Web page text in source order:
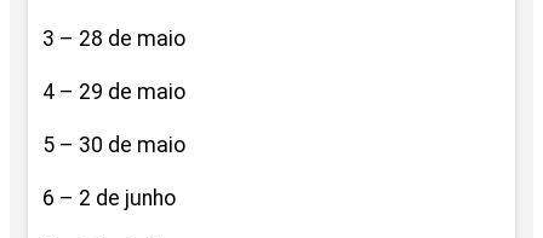
3 – 28 de maio
4 – 29 de maio
5 – 30 de maio
6 – 2 de junho